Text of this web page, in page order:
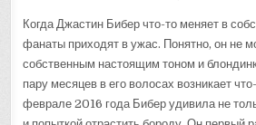
Когда Джастин Бибер что-то меняет в
фанаты приходят в ужас. Понятно, он не
собственным настоящим тоном и
пару месяцев в его волосах возникает
феврале 2016 года Бибер удивила не